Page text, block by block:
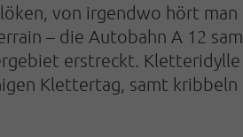
von irgendwo hört
– die Autobahn A 12
erstreckt.
Klettertag, samt kribbeln